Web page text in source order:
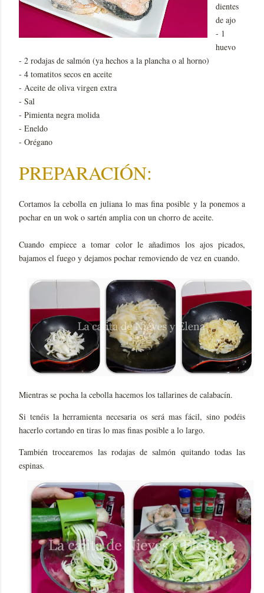
dientes
de ajo
- 1
huevo
- 2 rodajas de salmón (ya hechos a la plancha o al horno)
- 4 tomatitos secos en aceite
- Aceite de oliva virgen extra
- Sal
- Pimienta negra molida
- Eneldo
- Orégano
PREPARACIÓN:
Cortamos la cebolla en juliana lo mas fina posible y la ponemos a
pochar en un wok o sartén amplia con un chorro de aceite.
Cuando empiece a tomar color le añadimos los ajos picados,
bajamos el fuego y dejamos pochar removiendo de vez en cuando.
Mientras se pocha la cebolla hacemos los tallarines de calabacín.
Si tenéis la herramienta necesaria os será mas fácil, sino podéis
hacerlo cortando en tiras lo mas finas posible a lo largo.
También trocearemos las rodajas de salmón quitando todas las
espinas.